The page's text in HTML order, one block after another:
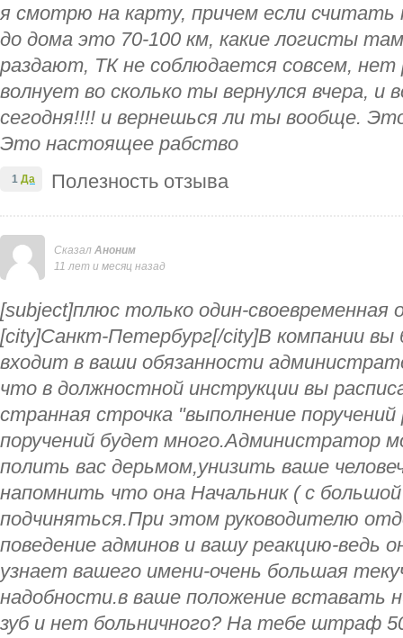
я смотрю на карту, причем если считать
до дома это 70-100 км, какие логисты
раздают, ТК не соблюдается совсем, нет
волнует во сколько ты вернулся вчера, и
сегодня!!!! и вернешься ли ты вообще.
Это настоящее рабство
Полезность отзыва
1 Да
Сказал Аноним
11 лет и месяц назад
[subject]плюс только один-своевременная
[city]Санкт-Петербург[/city]В компании вы
входит в ваши обязанности
что в должностной инструкции вы
странная строчка "выполнение
поручений будет много.Администратор
полить вас дерьмом,унизить ваше
напомнить что она Начальник ( с
подчиняться.При этом руководителю
поведение админов и вашу реакцию-ведь
узнает вашего имени-очень большая
надобности.в ваше положение вставать
зуб и нет больничного? На тебе штраф